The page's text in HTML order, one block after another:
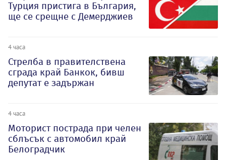
Турция пристига в България,
ще се срещне с Демерджиев
4 часа
Стрелба в правителствена
сграда край Банкок, бивш
депутат е задържан
4 часа
Моторист пострада при челен
сблъсък с автомобил край
Белоградчик